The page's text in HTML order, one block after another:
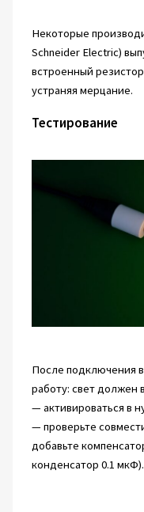
Некоторые
Schneider Electric)
встроенный
устраняя мерцание.
Тестирование
После подключения
работу: свет должен
— активироваться в
— проверьте
добавьте
конденсатор 0.1 мкФ).